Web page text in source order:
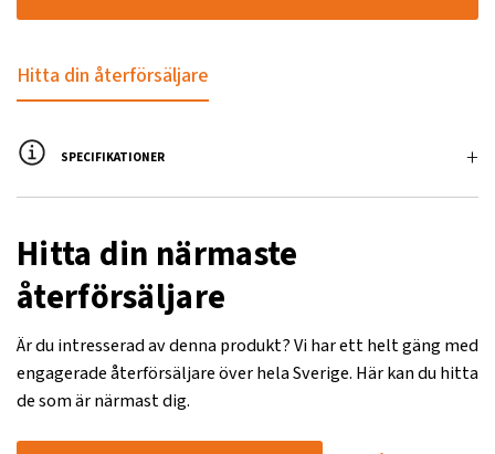
Hitta din återförsäljare
SPECIFIKATIONER
Arbetstryck, bar
245
Transportbredd, mm
Batterityp
1 x 12V / 60Ah
Externhydr, ant.
Hitta din närmaste
återförsäljare
Är du intresserad av denna produkt? Vi har ett helt gäng med
engagerade återförsäljare över hela Sverige. Här kan du hitta
de som är närmast dig.